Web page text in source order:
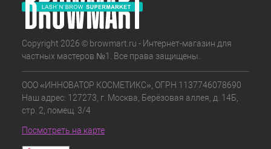
Copyright 2026 © browmart.ru - Интернет-магазин для
частных мастеров №1. Все права защищены.
ООО «ИННОВАТОР КОСМЕТИКС», ОГРН 1137746078690
Наш адрес: 127273, г. Москва, Берёзовая аллея, д. 14Б,
стр. 2, помещ. 3/4
Посмотреть на карте